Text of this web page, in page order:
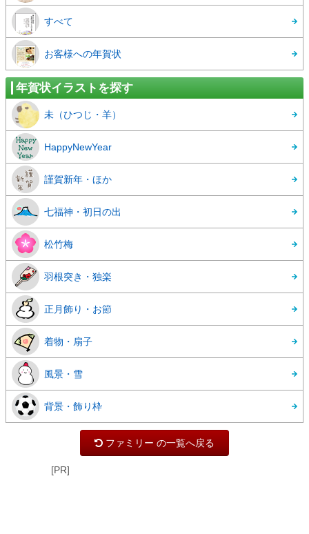
すべて
お客様への年賀状
年賀状イラストを探す
未（ひつじ・羊）
HappyNewYear
謹賀新年・ほか
七福神・初日の出
松竹梅
羽根突き・独楽
正月飾り・お節
着物・扇子
風景・雪
背景・飾り枠
ファミリー の一覧へ戻る
[PR]